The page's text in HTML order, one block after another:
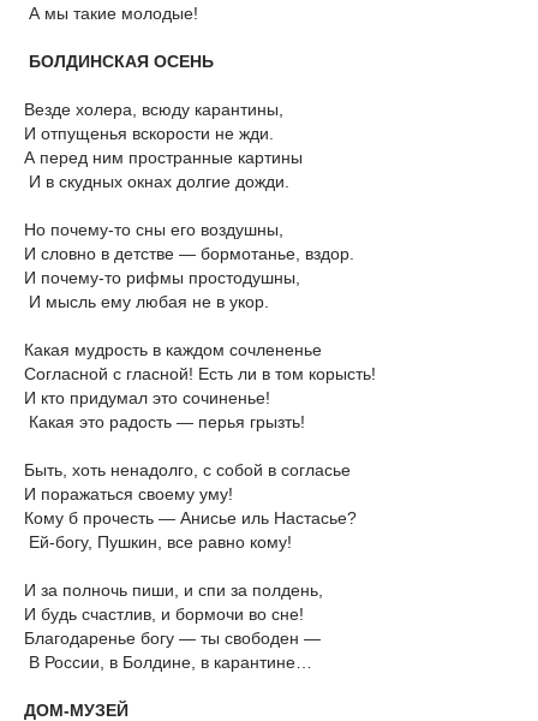
А мы такие молодые!
БОЛДИНСКАЯ ОСЕНЬ
Везде холера, всюду карантины,
И отпущенья вскорости не жди.
А перед ним пространные картины
И в скудных окнах долгие дожди.
Но почему-то сны его воздушны,
И словно в детстве — бормотанье, вздор.
И почему-то рифмы простодушны,
И мысль ему любая не в укор.
Какая мудрость в каждом сочлененье
Согласной с гласной! Есть ли в том корысть!
И кто придумал это сочиненье!
Какая это радость — перья грызть!
Быть, хоть ненадолго, с собой в согласье
И поражаться своему уму!
Кому б прочесть — Анисье иль Настасье?
Ей-богу, Пушкин, все равно кому!
И за полночь пиши, и спи за полдень,
И будь счастлив, и бормочи во сне!
Благодаренье богу — ты свободен —
В России, в Болдине, в карантине…
ДОМ-МУЗЕЙ